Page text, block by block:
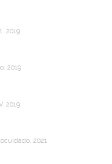
2019
2019
2019
2021